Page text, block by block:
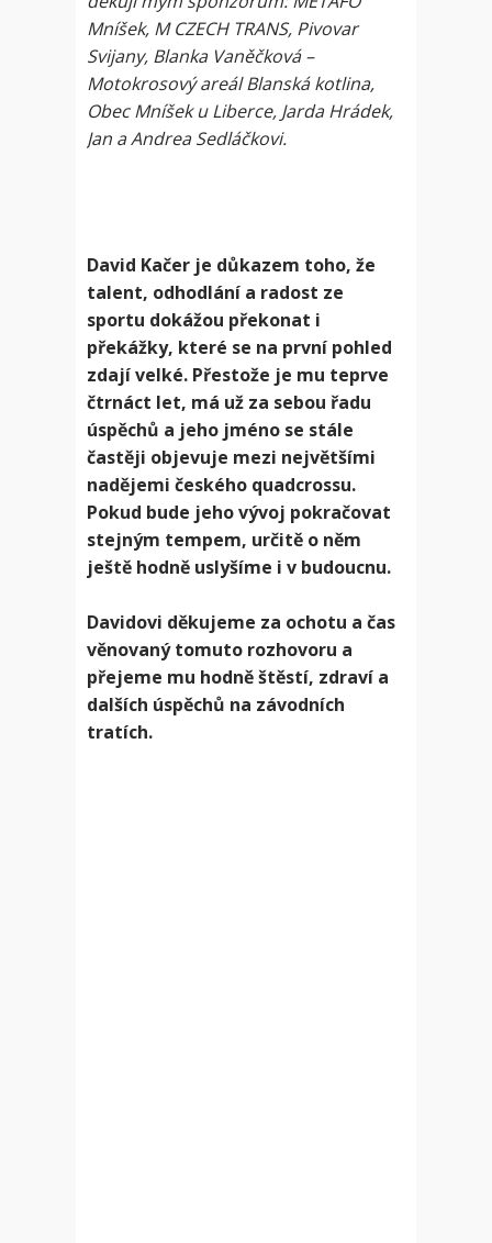
Mníšek, M CZECH TRANS, Pivovar
Svijany, Blanka Vaněčková –
Motokrosový areál Blanská kotlina,
Obec Mníšek u Liberce, Jarda Hrádek,
Jan a Andrea Sedláčkovi.
David Kačer je důkazem toho, že
talent, odhodlání a radost ze
sportu dokážou překonat i
překážky, které se na první pohled
zdají velké. Přestože je mu teprve
čtrnáct let, má už za sebou řadu
úspěchů a jeho jméno se stále
častěji objevuje mezi největšími
nadějemi českého quadcrossu.
Pokud bude jeho vývoj pokračovat
stejným tempem, určitě o něm
ještě hodně uslyšíme i v budoucnu.
Davidovi děkujeme za ochotu a čas
věnovaný tomuto rozhovoru a
přejeme mu hodně štěstí, zdraví a
dalších úspěchů na závodních
tratích.